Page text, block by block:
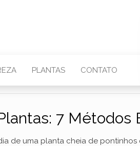
PLANTAS CONTATO
7 Métodos
de uma planta cheia de pontinhos